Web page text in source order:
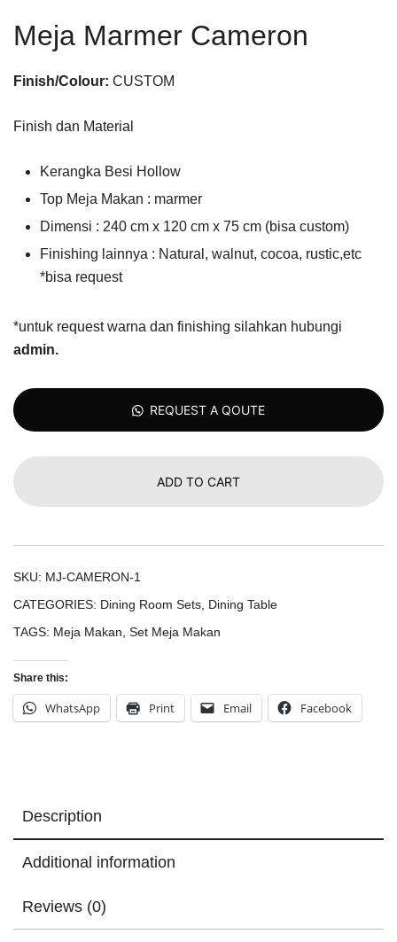
Meja Marmer Cameron
Finish/Colour: CUSTOM
Finish dan Material
Kerangka Besi Hollow
Top Meja Makan : marmer
Dimensi : 240 cm x 120 cm x 75 cm (bisa custom)
Finishing lainnya : Natural, walnut, cocoa, rustic,etc
*bisa request
*untuk request warna dan finishing silahkan hubungi
admin.
REQUEST A QOUTE
ADD TO CART
SKU: MJ-CAMERON-1
CATEGORIES: Dining Room Sets Dining Table
TAGS: Meja Makan Set Meja Makan
Share this:
WhatsApp Print Email Facebook
Description
Additional information
Reviews (0)